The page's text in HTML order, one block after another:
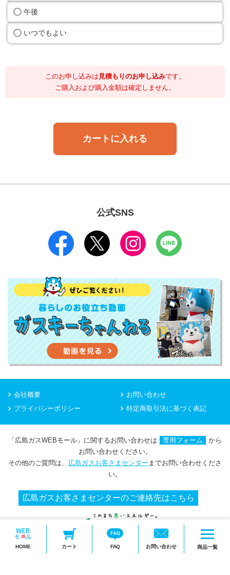
HOME カート FAQ お問い合わせ
メ
ニ
商品一覧
午後
いつでもよい
このお申し込みは 見積もりのお申し込みです。
ご購入および購入金額は確定しません。
カートに入れる
公式SNS
会社概要
お問い合わせ
プライバシーポリシー
特定商取引法に基づく表記
「広島ガスWEBモール」に関するお問い合わせは 専用フォーム
から
お問い合わせください。
その他のご質問は、 広島ガスお客さまセンター までお問い合わせくださ
い。
広島ガスお客さまセンターのご連絡先はこちら
Copyright(c) HIROSHIMA GAS Co.,Ltd.